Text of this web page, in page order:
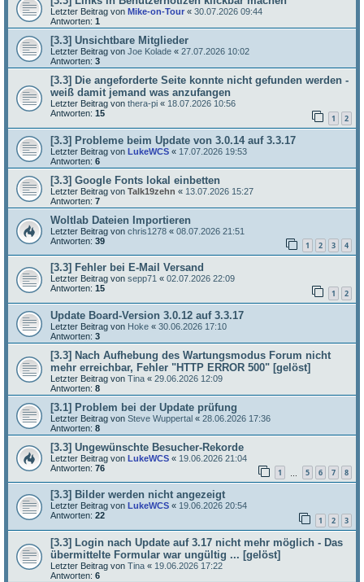
Letzter Beitrag von Mike-on-Tour « 30.07.2026 09:44
Antworten: 1
[3.3] Unsichtbare Mitglieder
Letzter Beitrag von Joe Kolade « 27.07.2026 10:02
Antworten: 3
[3.3] Die angeforderte Seite konnte nicht gefunden werden -
weiß damit jemand was anzufangen
Letzter Beitrag von thera-pi « 18.07.2026 10:56
Antworten: 15 1 2
[3.3] Probleme beim Update von 3.0.14 auf 3.3.17
Letzter Beitrag von LukeWCS « 17.07.2026 19:53
Antworten: 6
[3.3] Google Fonts lokal einbetten
Letzter Beitrag von Talk19zehn « 13.07.2026 15:27
Antworten: 7
Woltlab Dateien Importieren
Letzter Beitrag von chris1278 « 08.07.2026 21:51
Antworten: 39 1 2 3 4
[3.3] Fehler bei E-Mail Versand
Letzter Beitrag von sepp71 « 02.07.2026 22:09
Antworten: 15 1 2
Update Board-Version 3.0.12 auf 3.3.17
Letzter Beitrag von Hoke « 30.06.2026 17:10
Antworten: 3
[3.3] Nach Aufhebung des Wartungsmodus Forum nicht
mehr erreichbar, Fehler "HTTP ERROR 500" [gelöst]
Letzter Beitrag von Tina « 29.06.2026 12:09
Antworten: 8
[3.1] Problem bei der Update prüfung
Letzter Beitrag von Steve Wuppertal « 28.06.2026 17:36
Antworten: 8
[3.3] Ungewünschte Besucher-Rekorde
Letzter Beitrag von LukeWCS « 19.06.2026 21:04
Antworten: 76 1 5 6 7 8
[3.3] Bilder werden nicht angezeigt
Letzter Beitrag von LukeWCS « 19.06.2026 20:54
Antworten: 22 1 2 3
[3.3] Login nach Update auf 3.17 nicht mehr möglich - Das
übermittelte Formular war ungültig ... [gelöst]
Letzter Beitrag von Tina « 19.06.2026 17:22
Antworten: 6